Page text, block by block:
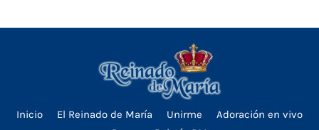
Inicio El Reinado de María Unirme
Adoración en vivo